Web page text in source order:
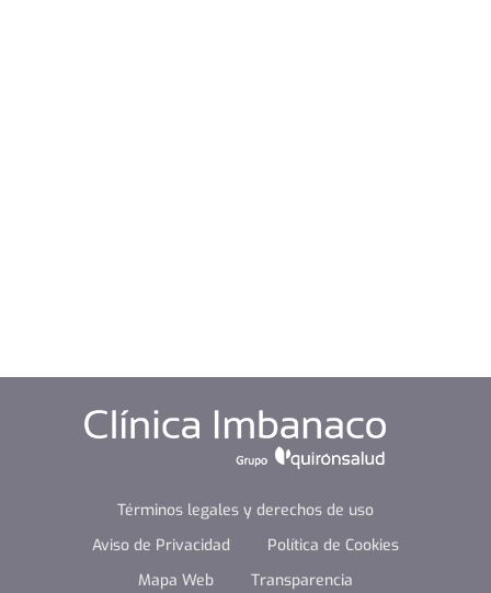
Términos legales y derechos de uso
Aviso de Privacidad
Política de Cookies
Mapa Web
Transparencia